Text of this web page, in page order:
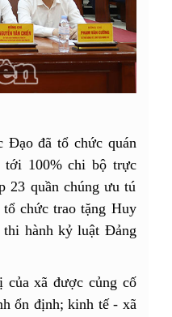
Đạo đã tổ chức quán
tới 100% chi bộ trực
23 quần chúng ưu tú
chức trao tặng Huy
thi hành kỷ luật Đảng
của xã được củng cố
ổn định; kinh tế - xã